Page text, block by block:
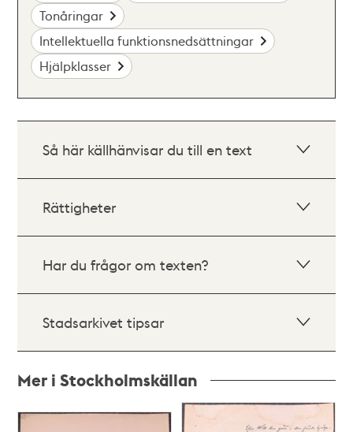
Tonåringar
Intellektuella funktionsnedsättningar
Hjälpklasser
Så här källhänvisar du till en text
Rättigheter
Har du frågor om texten?
Stadsarkivet tipsar
Mer i Stockholmskällan
Relaterade